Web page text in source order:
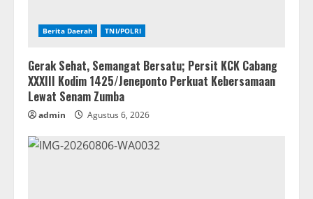
Berita Daerah TNI/POLRI
Gerak Sehat, Semangat Bersatu; Persit KCK Cabang
XXXIII Kodim 1425/Jeneponto Perkuat Kebersamaan
Lewat Senam Zumba
admin Agustus 6, 2026